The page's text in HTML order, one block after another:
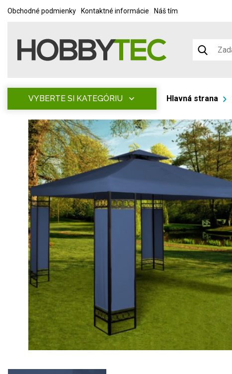
Obchodné podmienky Kontaktné informácie Náš tím
VYBERTE SI KATEGÓRIU Hlavná strana